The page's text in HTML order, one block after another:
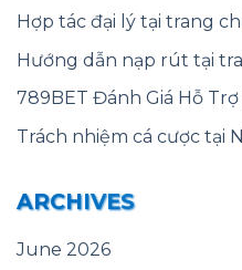
Hợp tác đại lý tại trang
Hướng dẫn nạp rút tại
789BET Đánh Giá Hỗ
Trách nhiệm cá cược tại
ARCHIVES
June 2026